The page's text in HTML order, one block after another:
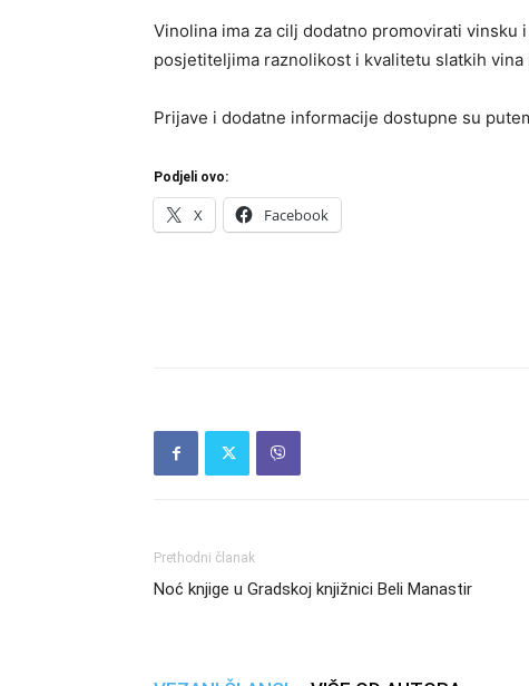
Vinolina ima za cilj dodatno promovirati
posjetiteljima raznolikost i kvalitetu slatkih
Prijave i dodatne informacije dostupne su
Podjeli ovo:
X Facebook
Prethodni članak
Noć knjige u Gradskoj knjižnici Beli Manastir